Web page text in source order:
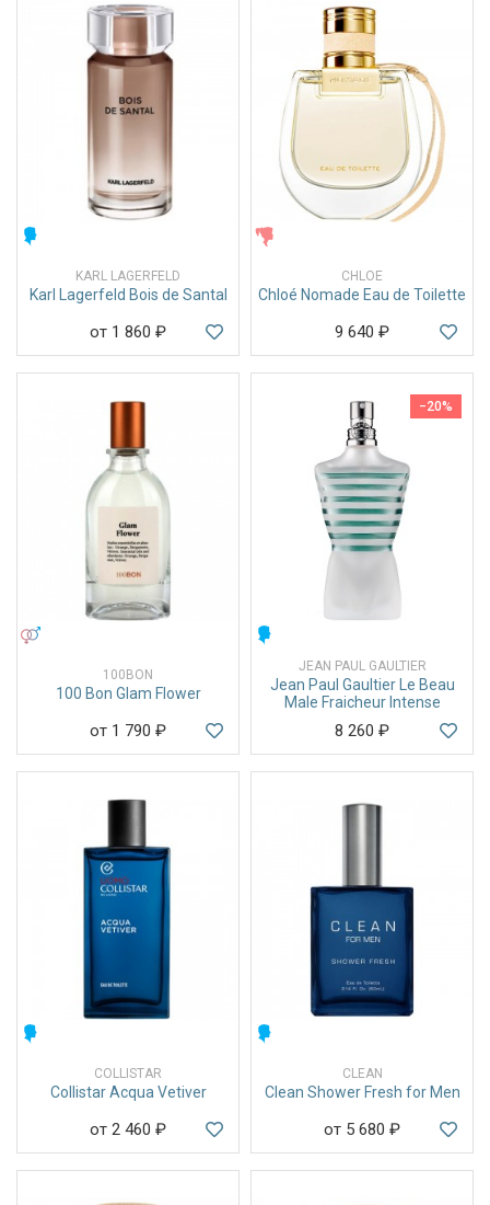
KARL LAGERFELD
Karl Lagerfeld Bois de Santal
от 1 860 ₽
CHLOE
Chloé Nomade Eau de Toilette
9 640 ₽
100BON
100 Bon Glam Flower
от 1 790 ₽
−20%
JEAN PAUL GAULTIER
Jean Paul Gaultier Le Beau
Male Fraicheur Intense
8 260 ₽
COLLISTAR
Collistar Acqua Vetiver
от 2 460 ₽
CLEAN
Clean Shower Fresh for Men
от 5 680 ₽